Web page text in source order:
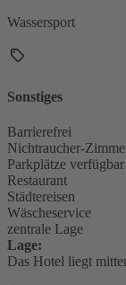
Wassersport
Sonstiges
Barrierefrei
Nichtraucher-
Parkplätze verfügbar
Restaurant
Städtereisen
Wäscheservice
zentrale Lage
Lage:
Das Hotel liegt